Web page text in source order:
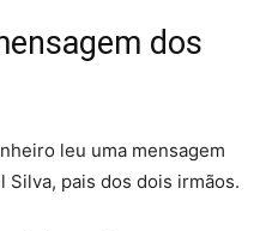
dos
leu uma mensagem
Silva, pais dos dois irmãos.